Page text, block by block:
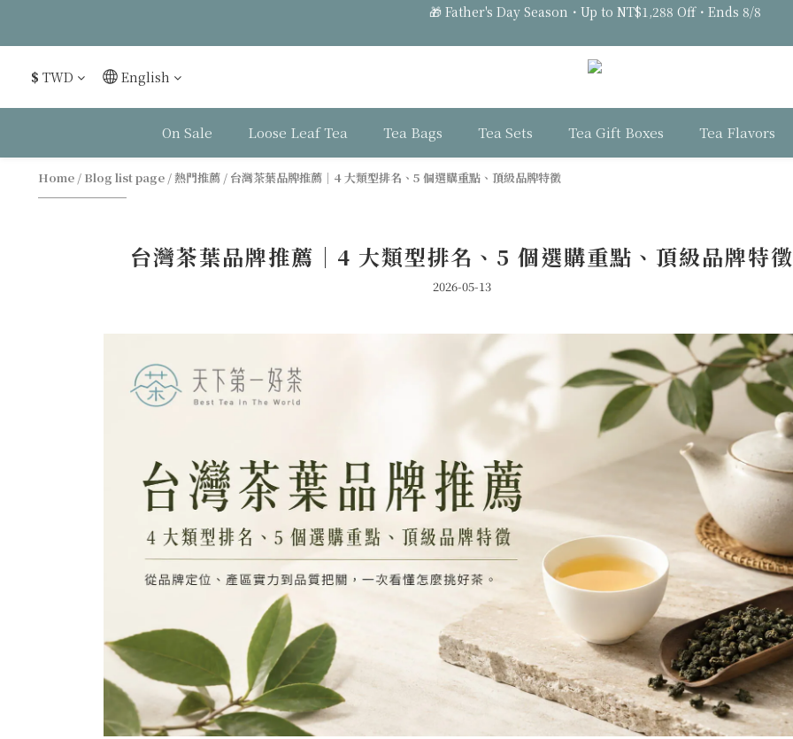
🎁 Father's Day Season・Up to NT$1,288 Off・Ends 8/8
00
:
0 3
:
31
:
0 1
🎁 Father's Day Season・Up to NT$1,288 Off・Ends 8/8
$ TWD English
On Sale Loose Leaf Tea Tea Bags Tea Sets Tea Gift Boxes Tea Flavors
Home / Blog list page /熱門推薦 / 台灣茶葉品牌推薦｜4 大類型排名、5 個選購重點、頂級品牌特徵
台灣茶葉品牌推薦｜4 大類型排名、5 個選購重點、頂級品牌特徵
2026-05-13